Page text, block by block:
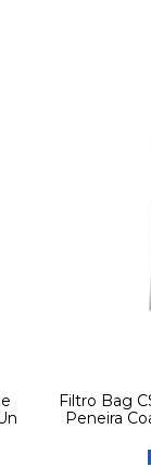
Filtro Bag
Peneira